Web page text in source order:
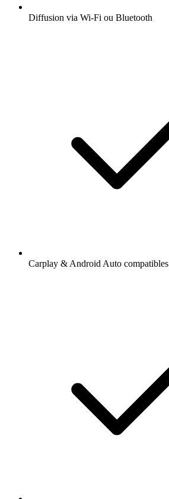
Diffusion via Wi-Fi ou Bluetooth
Carplay & Android Auto compatibles